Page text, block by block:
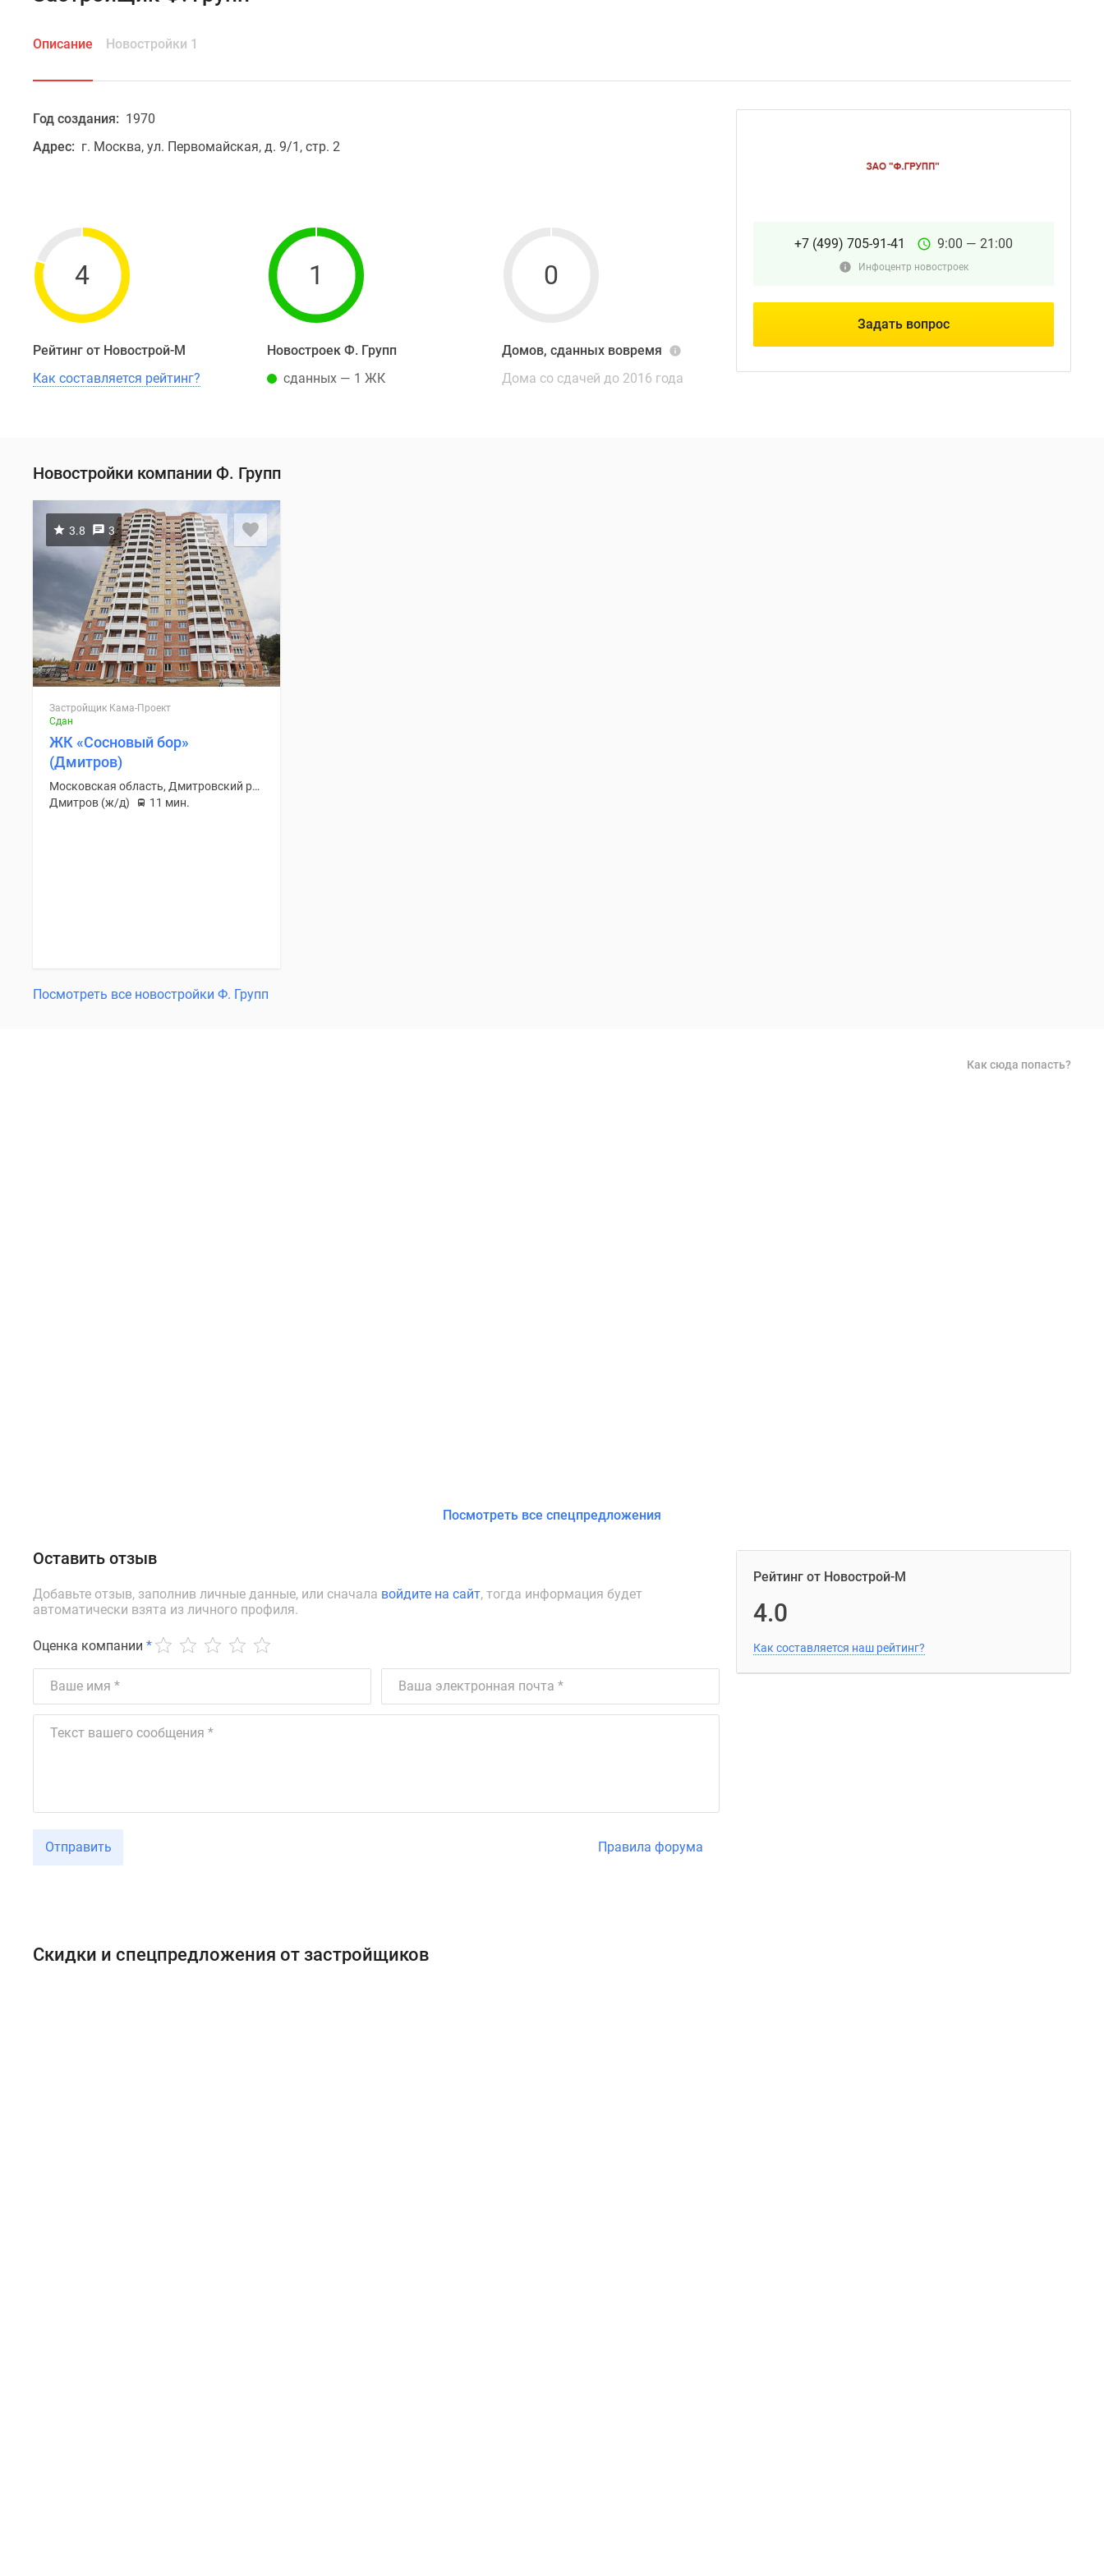
Описание Новостройки 1
Год создания: 1970
Адрес: г. Москва, ул. Первомайская, д. 9/1, стр. 2
4
Рейтинг от Новострой-М
Как составляется рейтинг?
1
Новостроек Ф. Групп
сданных — 1 ЖК
0
Домов, сданных вовремя
Дома со сдачей до 2016 года
+7 (499) 705-91-41 9:00 — 21:00
Инфоцентр новостроек
Задать вопрос
Новостройки компании Ф. Групп
3.8 3
Застройщик Кама-Проект
Сдан
ЖК «Сосновый бор»
(Дмитров)
Московская область, Дмитровский район
Дмитров (ж/д)
11 мин.
Посмотреть все новостройки Ф. Групп
Как сюда попасть?
Посмотреть все спецпредложения
Оставить отзыв
Добавьте отзыв, заполнив личные данные, или сначала войдите на сайт, тогда информация будет
автоматически взята из личного профиля.
Оценка компании *
Отправить Правила форума
Рейтинг от Новострой-М
4.0
Как составляется наш рейтинг?
Скидки и спецпредложения от застройщиков